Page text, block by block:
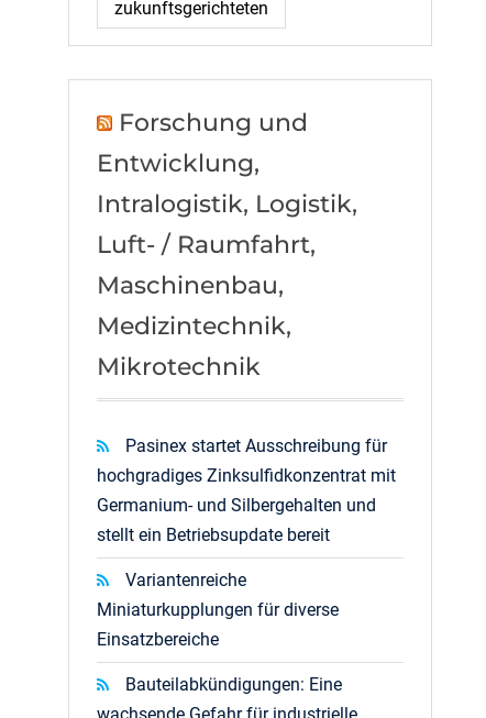
zukunftsgerichteten
Forschung und
Entwicklung,
Intralogistik, Logistik,
Luft- / Raumfahrt,
Maschinenbau,
Medizintechnik,
Mikrotechnik
Pasinex startet Ausschreibung für
hochgradiges Zinksulfidkonzentrat mit
Germanium- und Silbergehalten und
stellt ein Betriebsupdate bereit
Variantenreiche
Miniaturkupplungen für diverse
Einsatzbereiche
Bauteilabkündigungen: Eine